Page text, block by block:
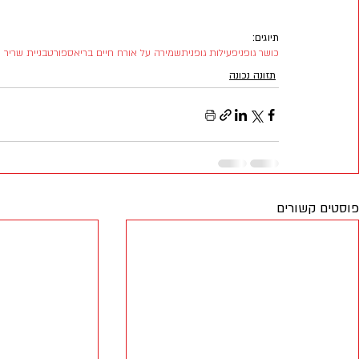
תיוגים:
כושר גופניפעילות גופניתשמירה על אורח חיים בריאספורטבניית שריר
תזונה נכונה
פוסטים קשורים